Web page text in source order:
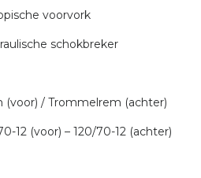
voorvork
schokbreker
(voor) / Trommelrem (achter)
12 (voor) – 120/70-12 (achter)